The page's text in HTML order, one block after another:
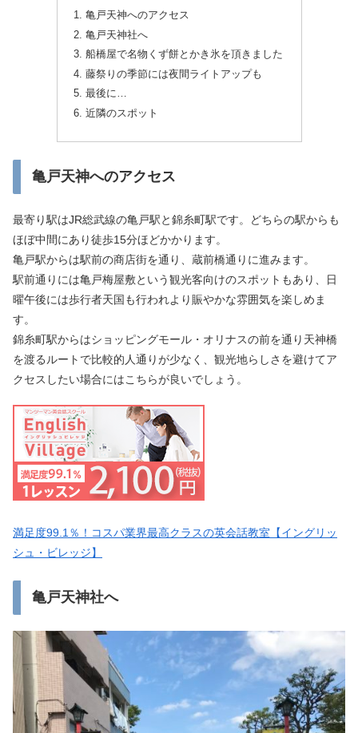
亀戸天神へのアクセス
亀戸天神社へ
船橋屋で名物くず餅とかき氷を頂きました
藤祭りの季節には夜間ライトアップも
最後に…
近隣のスポット
亀戸天神へのアクセス
最寄り駅はJR総武線の亀戸駅と錦糸町駅です。どちらの駅からも
ほぼ中間にあり徒歩15分ほどかかります。
亀戸駅からは駅前の商店街を通り、蔵前橋通りに進みます。
駅前通りには亀戸梅屋敷という観光客向けのスポットもあり、日
曜午後には歩行者天国も行われより賑やかな雰囲気を楽しめま
す。
錦糸町駅からはショッピングモール・オリナスの前を通り天神橋
を渡るルートで比較的人通りが少なく、観光地らしさを避けてア
クセスしたい場合にはこちらが良いでしょう。
満足度99.1％！コスパ業界最高クラスの英会話教室【イングリッ
シュ・ビレッジ】
亀戸天神社へ